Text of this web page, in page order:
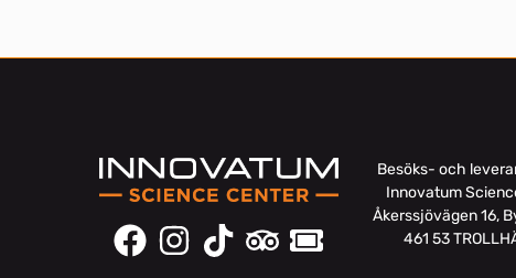
Besöks- och
Innovatum
Åkerssjövägen 16,
461 53